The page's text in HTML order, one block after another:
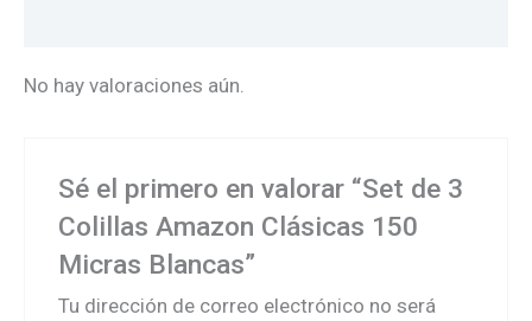
No hay valoraciones aún.
Sé el primero en valorar “Set de 3
Colillas Amazon Clásicas 150
Micras Blancas”
Tu dirección de correo electrónico no será